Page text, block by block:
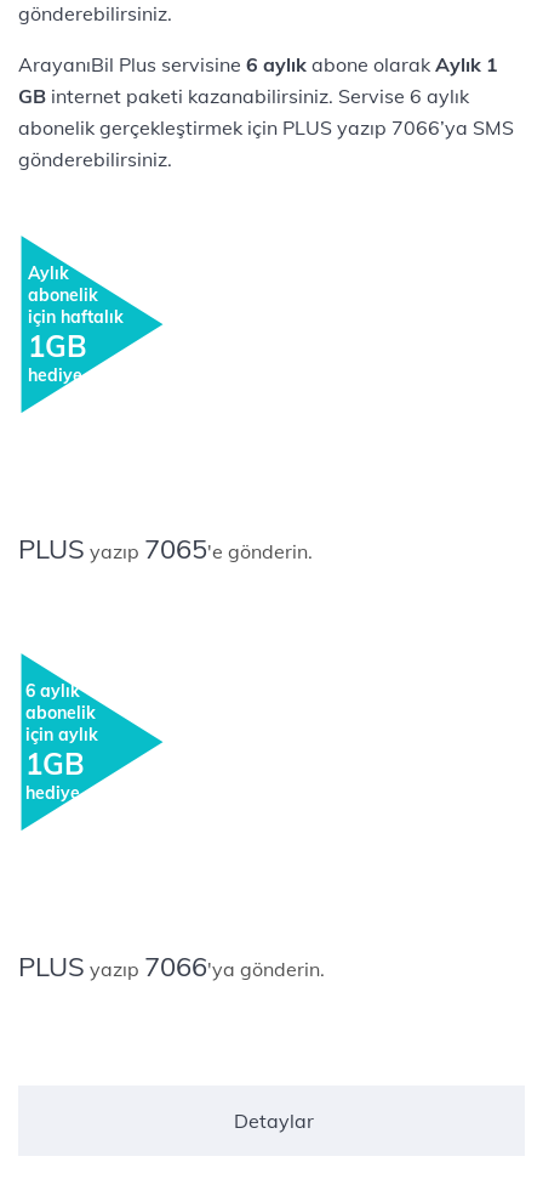
gönderebilirsiniz.
ArayanıBil Plus servisine 6 aylık abone olarak Aylık 1
GB internet paketi kazanabilirsiniz. Servise 6 aylık
abonelik gerçekleştirmek için PLUS yazıp 7066’ya SMS
gönderebilirsiniz.
Aylık
abonelik
için haftalık
1GB
hediye
PLUS yazıp 7065'e gönderin.
6 aylık
abonelik
için aylık
1GB
hediye
PLUS yazıp 7066'ya gönderin.
Detaylar